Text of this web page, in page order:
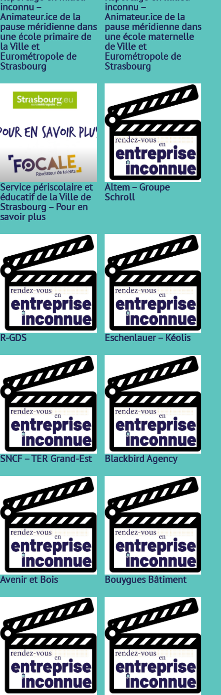
inconnu –
Animateur.ice de la
pause méridienne dans
une école primaire de
la Ville et
Eurométropole de
Strasbourg
inconnu –
Animateur.ice de la
pause méridienne dans
une école maternelle
de Ville et
Eurométropole de
Strasbourg
Service périscolaire et
éducatif de la Ville de
Strasbourg – Pour en
savoir plus
Altem – Groupe
Schroll
R-GDS Eschenlauer – Kéolis
SNCF – TER Grand-Est Blackbird Agency
Avenir et Bois Bouygues Bâtiment